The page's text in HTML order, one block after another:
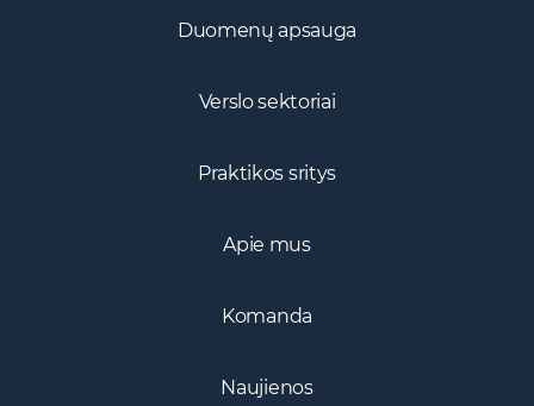
Duomenų apsauga
Verslo sektoriai
Praktikos sritys
Apie mus
Komanda
Naujienos